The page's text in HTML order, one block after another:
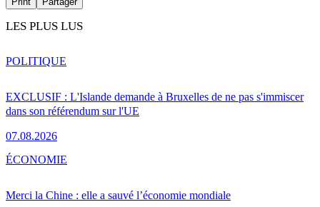
LES PLUS LUS
EXCLUSIF : L'Islande demande à Bruxelles de ne pas s'immiscer
dans son référendum sur l'UE
07.08.2026
POLITIQUE
Merci la Chine : elle a sauvé l’économie mondiale
ÉCONOMIE